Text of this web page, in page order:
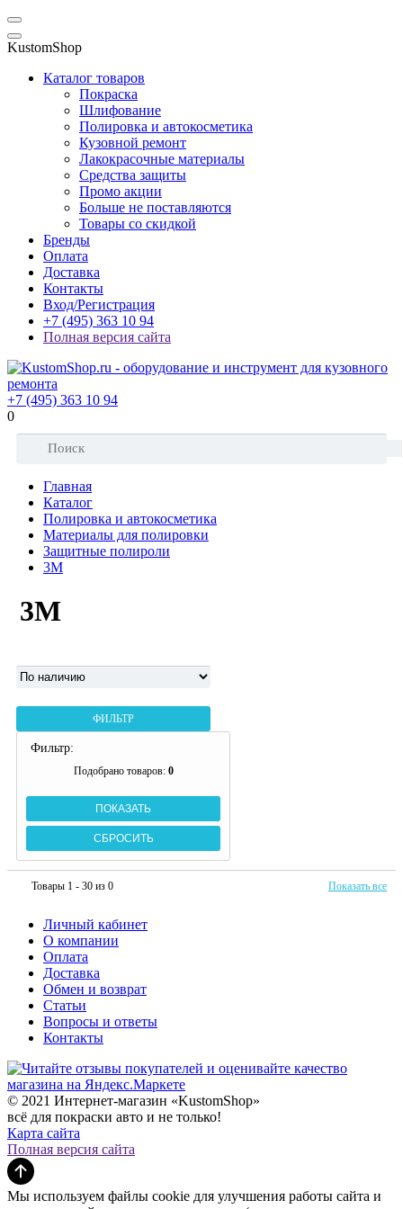
KustomShop
Каталог товаров
Покраска
Шлифование
Полировка и автокосметика
Кузовной ремонт
Лакокрасочные материалы
Средства защиты
Промо акции
Больше не поставляются
Товары со скидкой
Бренды
Оплата
Доставка
Контакты
Вход/Регистрация
+7 (495) 363 10 94
Полная версия сайта
+7 (495) 363 10 94
0
Главная
Каталог
Полировка и автокосметика
Материалы для полировки
Защитные полироли
3М
3М
ФИЛЬТР
Фильтр:
Подобрано товаров: 0
Товары 1 - 30 из 0 Показать все
Личный кабинет
О компании
Оплата
Доставка
Обмен и возврат
Статьи
Вопросы и ответы
Контакты
© 2021 Интернет-магазин «KustomShop»
всё для покраски авто и не только!
Карта сайта
Полная версия сайта
Мы используем файлы cookie для улучшения работы сайта и